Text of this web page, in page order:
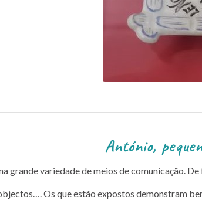
e
grande variedade de meios de comunicação.
Os que estão expostos demonstram